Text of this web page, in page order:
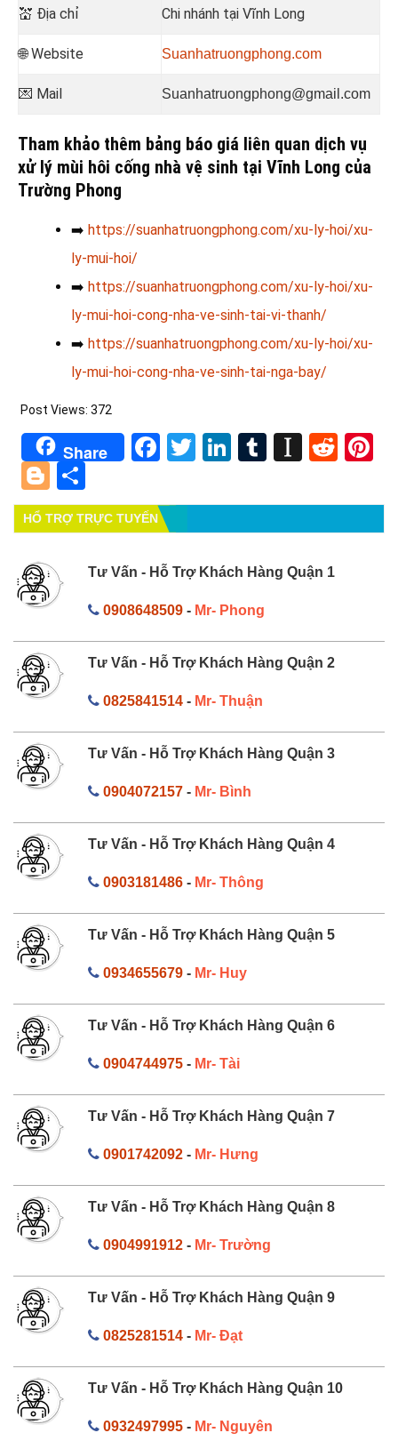
💒 Địa chỉ Chi nhánh tại Vĩnh Long
🌐 Website Suanhatruongphong.com
💌 Mail Suanhatruongphong@gmail.com
Tham khảo thêm bảng báo giá liên quan dịch vụ
xử lý mùi hôi cống nhà vệ sinh tại Vĩnh Long của
Trường Phong
➡️ https://suanhatruongphong.com/xu-ly-hoi/xu-
ly-mui-hoi/
➡️ https://suanhatruongphong.com/xu-ly-hoi/xu-
ly-mui-hoi-cong-nha-ve-sinh-tai-vi-thanh/
➡️ https://suanhatruongphong.com/xu-ly-hoi/xu-
ly-mui-hoi-cong-nha-ve-sinh-tai-nga-bay/
Post Views: 372
Share Facebook
TwitterLinkedIn
Tumblr
Blogger
HỔ TRỢ TRỰC TUYẾN
Tư Vấn - Hỗ Trợ Khách Hàng Quận 1
0908648509- Mr- Phong
Tư Vấn - Hỗ Trợ Khách Hàng Quận 2
0825841514- Mr- Thuận
Tư Vấn - Hỗ Trợ Khách Hàng Quận 3
0904072157- Mr- Bình
Tư Vấn - Hỗ Trợ Khách Hàng Quận 4
0903181486- Mr- Thông
Tư Vấn - Hỗ Trợ Khách Hàng Quận 5
0934655679- Mr- Huy
Tư Vấn - Hỗ Trợ Khách Hàng Quận 6
0904744975- Mr- Tài
Tư Vấn - Hỗ Trợ Khách Hàng Quận 7
0901742092- Mr- Hưng
Tư Vấn - Hỗ Trợ Khách Hàng Quận 8
0904991912- Mr- Trường
Tư Vấn - Hỗ Trợ Khách Hàng Quận 9
0825281514- Mr- Đạt
Tư Vấn - Hỗ Trợ Khách Hàng Quận 10
0932497995- Mr- Nguyên